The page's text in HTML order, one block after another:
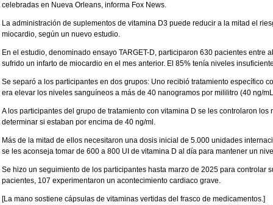
celebradas en Nueva Orleans, informa Fox News.
La administración de suplementos de vitamina D3 puede reducir a la mitad el
miocardio, según un nuevo estudio.
En el estudio, denominado ensayo TARGET-D, participaron 630 pacientes entre
sufrido un infarto de miocardio en el mes anterior. El 85% tenía niveles
Se separó a los participantes en dos grupos: Uno recibió tratamiento específico
era elevar los niveles sanguíneos a más de 40 nanogramos por mililitro (40 ng/
A los participantes del grupo de tratamiento con vitamina D se les controlaron
determinar si estaban por encima de 40 ng/ml.
Más de la mitad de ellos necesitaron una dosis inicial de 5.000 unidades
se les aconseja tomar de 600 a 800 UI de vitamina D al día para mantener un
Se hizo un seguimiento de los participantes hasta marzo de 2025 para controlar
pacientes, 107 experimentaron un acontecimiento cardiaco grave.
[La mano sostiene cápsulas de vitaminas vertidas del frasco de medicamentos.]